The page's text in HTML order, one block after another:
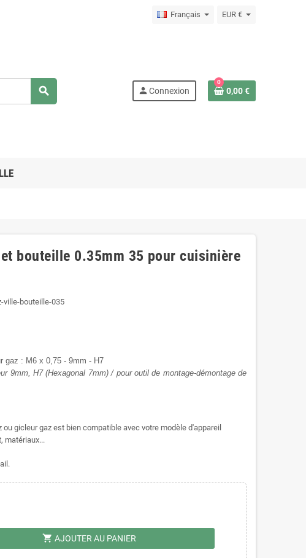
Français EUR €
search person Connexion
0
0,00 €
bouteille 0.35mm 35 pour cuisinière
ville-bouteille-035
gaz : M6 x 0,75 - 9mm - H7
9mm, H7 (Hexagonal 7mm) / pour outil de montage-démontage de
gicleur gaz est bien compatible avec votre modèle d'appareil
matériaux...
shopping_cart AJOUTER AU PANIER